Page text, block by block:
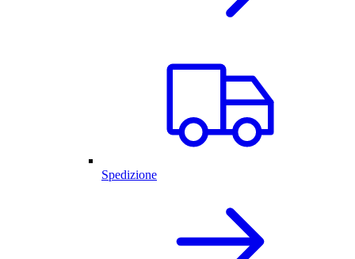
Spedizione